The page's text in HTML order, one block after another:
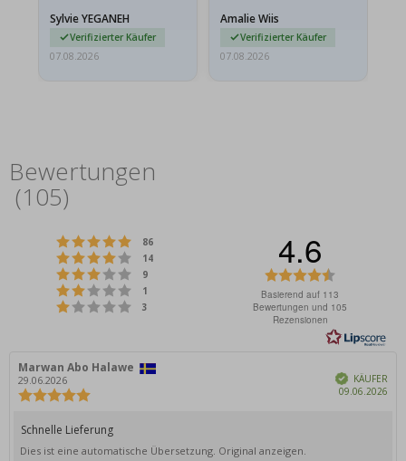
sie…
Sylvie YEGANEH
Verifizierter Käufer
07.08.2026
Amalie Wiis
Verifizierter Käufer
07.08.2026
Bewertungen
(105)
Bewertung: 5 von 5 Sternen
86
Bewertung: 4 von 5 Sternen
14
Bewertung: 3 von 5 Sternen
9
Bewertung: 2 von 5 Sternen
1
Bewertung: 1 von 5 Sternen
3
4.6
4.6
von
5
Sternen
Basierend auf 113
Bewertungen und 105
Rezensionen
Autor
der
Rezension:
Marwan Abo Halawe
29.06.2026
5
Sternen
Verifiziert
KÄUFER
09.06.2026
Rezensionstext:
Schnelle Lieferung
Dies ist eine automatische Übersetzung. Original anzeigen.